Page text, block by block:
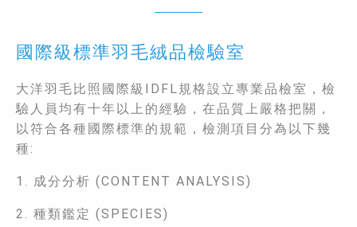
國際級標準羽毛絨品檢驗室
大洋羽毛比照國際級IDFL規格設立專業品檢室，檢
驗人員均有十年以上的經驗，在品質上嚴格把關，
以符合各種國際標準的規範，檢測項目分為以下幾
種:
1. 成分分析 (CONTENT ANALYSIS)
2. 種類鑑定 (SPECIES)